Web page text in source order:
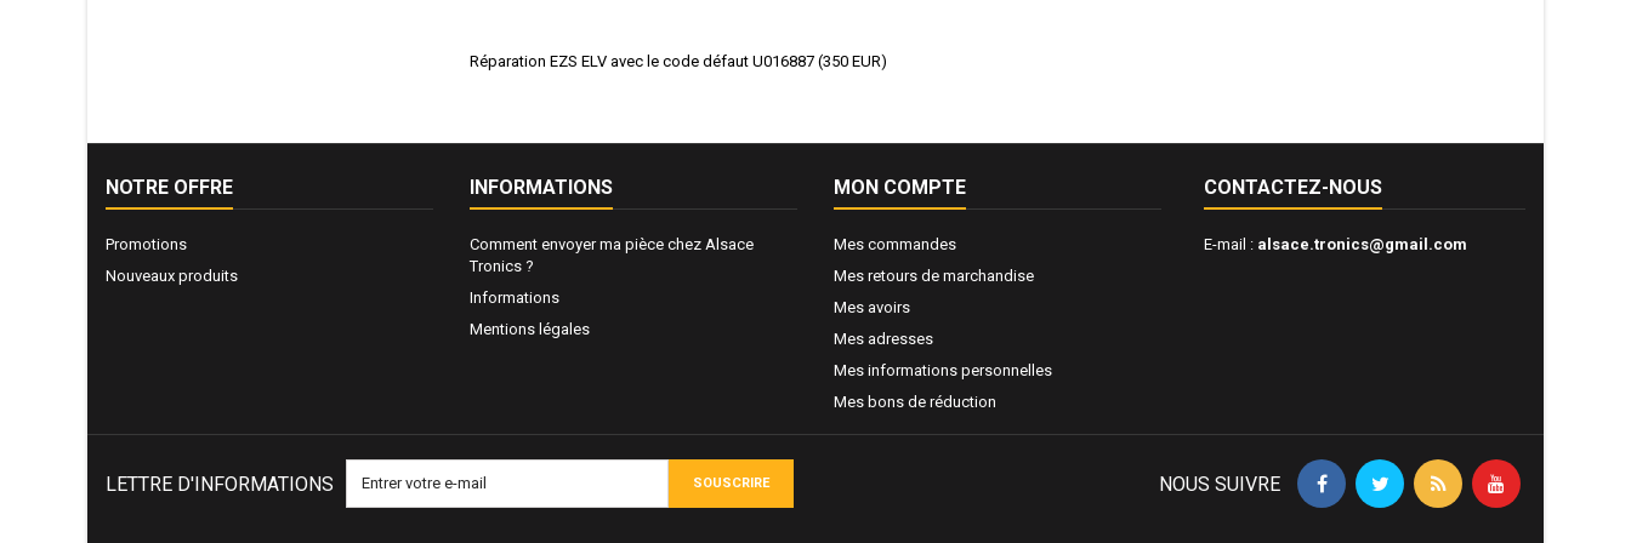
Réparation EZS ELV avec le code défaut U016887 (350 EUR)
NOTRE OFFRE
Promotions
Nouveaux produits
INFORMATIONS
Comment envoyer ma pièce chez Alsace
Tronics ?
Informations
Mentions légales
MON COMPTE
Mes commandes
Mes retours de marchandise
Mes avoirs
Mes adresses
Mes informations personnelles
Mes bons de réduction
CONTACTEZ-NOUS
E-mail : alsace.tronics@gmail.com
LETTRE D'INFORMATIONS SOUSCRIRE NOUS SUIVRE